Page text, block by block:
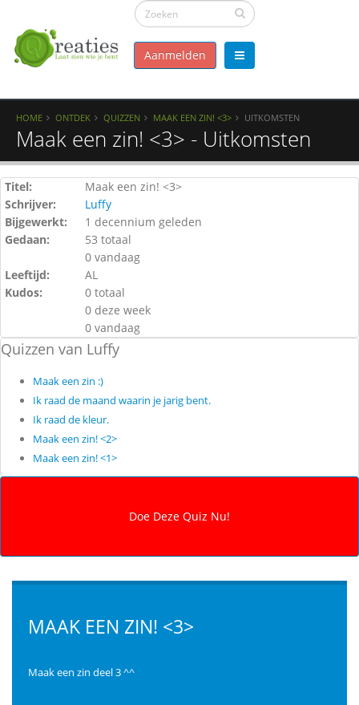
Aanmelden
HOME ONTDEK QUIZZEN MAAK EEN ZIN! <3> UITKOMSTEN
Maak een zin! <3> - Uitkomsten
Titel:
Maak een zin! <3>
Schrijver:
Luffy
Bijgewerkt:
1 decennium geleden
Gedaan:
53 totaal
0 vandaag
Leeftijd:
AL
Kudos:
0 totaal
0 deze week
0 vandaag
Quizzen van Luffy
Maak een zin :)
Ik raad de maand waarin je jarig bent.
Ik raad de kleur.
Maak een zin! <2>
Maak een zin! <1>
MAAK EEN ZIN! <3>
Maak een zin deel 3 ^^